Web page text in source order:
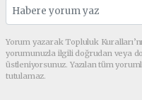
Yorum yazarak Topluluk
yorumunuzla ilgili doğrudan veya
üstleniyorsunuz. Yazılan tüm
tutulamaz.